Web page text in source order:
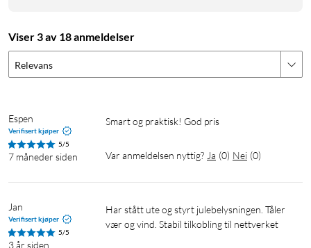
Viser 3 av 18 anmeldelser
Relevans
Espen
Verifisert kjøper
5/5
7 måneder siden
Smart og praktisk! God pris
Var anmeldelsen nyttig? Ja (0) Nei (0)
Jan
Verifisert kjøper
5/5
3 år siden
Har stått ute og styrt julebelysningen. Tåler
vær og vind. Stabil tilkobling til nettverket